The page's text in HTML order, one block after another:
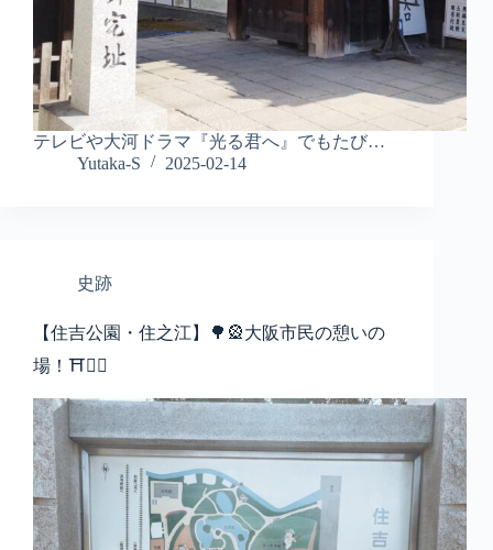
テレビや大河ドラマ『光る君へ』でもたび…
Yutaka-S
2025-02-14
史跡
【住吉公園・住之江】🌳🎡大阪市民の憩いの
場！⛩️🚶‍♂️